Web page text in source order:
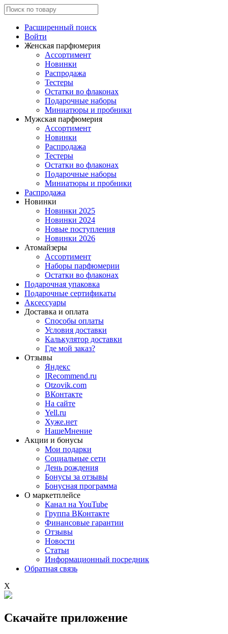
Расширенный поиск
Войти
Женская парфюмерия
Ассортимент
Новинки
Распродажа
Тестеры
Остатки во флаконах
Подарочные наборы
Миниатюры и пробники
Мужская парфюмерия
Ассортимент
Новинки
Распродажа
Тестеры
Остатки во флаконах
Подарочные наборы
Миниатюры и пробники
Распродажа
Новинки
Новинки 2025
Новинки 2024
Новые поступления
Новинки 2026
Атомайзеры
Ассортимент
Наборы парфюмерии
Остатки во флаконах
Подарочная упаковка
Подарочные сертификаты
Аксессуары
Доставка и оплата
Способы оплаты
Условия доставки
Калькулятор доставки
Где мой заказ?
Отзывы
Яндекс
IRecommend.ru
Otzovik.com
ВКонтакте
На сайте
Yell.ru
Хуже.нет
НашеМнение
Акции и бонусы
Мои подарки
Социальные сети
День рождения
Бонусы за отзывы
Бонусная программа
О маркетплейсе
Канал на YouTube
Группа ВКонтакте
Финансовые гарантии
Отзывы
Новости
Статьи
Информационный посредник
Обратная связь
X
Скачайте приложение